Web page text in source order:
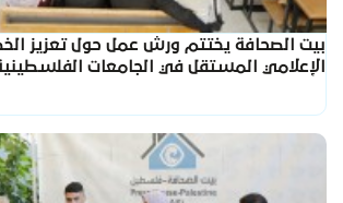
بيت الصحافة يختتم ورش عمل حول تعزيز
الإعلامي المستقل في الجامعات